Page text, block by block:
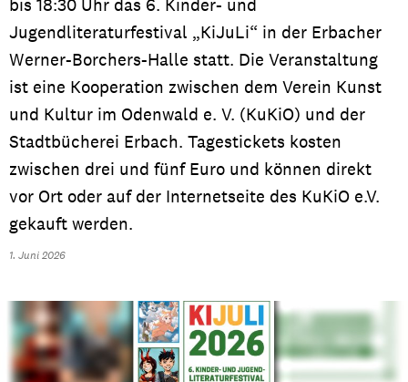
bis 18:30 Uhr das 6. Kinder- und
Jugendliteraturfestival „KiJuLi“ in der Erbacher
Werner-Borchers-Halle statt. Die Veranstaltung
ist eine Kooperation zwischen dem Verein Kunst
und Kultur im Odenwald e. V. (KuKiO) und der
Stadtbücherei Erbach. Tagestickets kosten
zwischen drei und fünf Euro und können direkt
vor Ort oder auf der Internetseite des KuKiO e.V.
gekauft werden.
1. Juni 2026